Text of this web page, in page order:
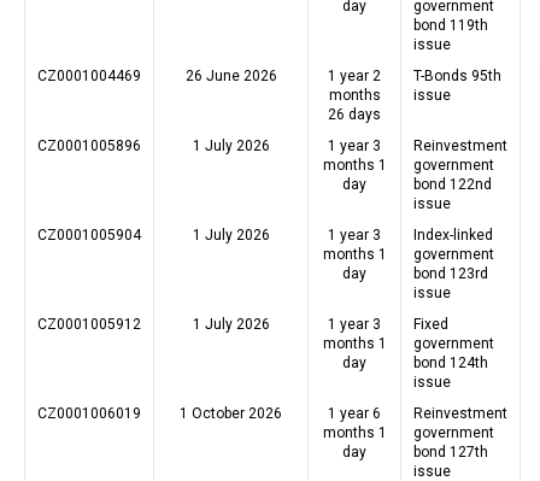
day
government
bond 119th
issue
CZ0001004469
26 June 2026
1 year 2
months
26 days
T-Bonds 95th
issue
CZ0001005896 1 July 2026
1 year 3
months 1
day
Reinvestment
government
bond 122nd
issue
CZ0001005904
1 July 2026
1 year 3
months 1
day
Index-linked
government
bond 123rd
issue
CZ0001005912
1 July 2026
1 year 3
months 1
day
Fixed
government
bond 124th
issue
CZ0001006019
1 October 2026
1 year 6
months 1
day
Reinvestment
government
bond 127th
issue